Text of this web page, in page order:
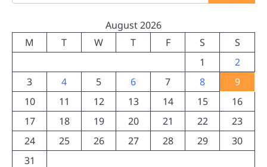
August 2026
M
T W T F S
S
1
2
3
4 5 6 7 8
9
10
11 12 13 14 15
16
17
18 19 20 21 22
23
24
25 26 27 28 29
30
31